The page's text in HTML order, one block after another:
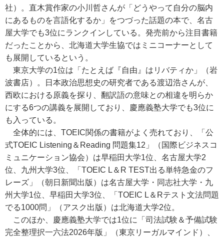
社）。直木賞作家の小川哲さんが「どうやって自分の脳内
にあるものを言語化するか」をつづった話題の本で、名古
屋大学でも3位にランクインしている。発売前から注目書籍
だったことから、北海道大学生協ではミニコーナーとして
も展開しているという。
東京大学の1位は「たとえば『自由』はリバティか」（岩
波書店）。日本政治思想史の研究者である渡辺浩さんが、
西欧における原義を探り、翻訳語の意味との相違を明らか
にする6つの講義を展開しており、慶應義塾大学でも3位に
も入っている。
全体的には、TOEIC関係の書籍がよく売れており、「公
式TOEIC Listening＆Reading 問題集12」（国際ビジネスコ
ミュニケーション協会）は早稲田大学1位、名古屋大学2
位、九州大学3位、「TOEIC L＆R TEST出る単特急金のフ
レーズ」（朝日新聞出版）は名古屋大学・同志社大学・九
州大学1位、早稲田大学3位、「TOEIC L＆Rテスト文法問題
でる1000問」（アスク出版）は北海道大学2位。
このほか、慶應義塾大学では1位に「司法試験＆予備試験
完全整理択一六法2026年版」（東京リーガルマインド）、